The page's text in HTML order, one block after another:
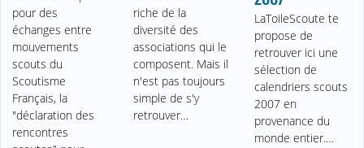
pour des
échanges entre
mouvements
scouts du
Scoutisme
Français, la
"déclaration des
rencontres
riche de la
diversité des
associations qui le
composent. Mais il
n'est pas toujours
simple de s'y
retrouver…
LaToileScoute te
propose de
retrouver ici une
sélection de
calendriers scouts
2007 en
provenance du
monde entier.…